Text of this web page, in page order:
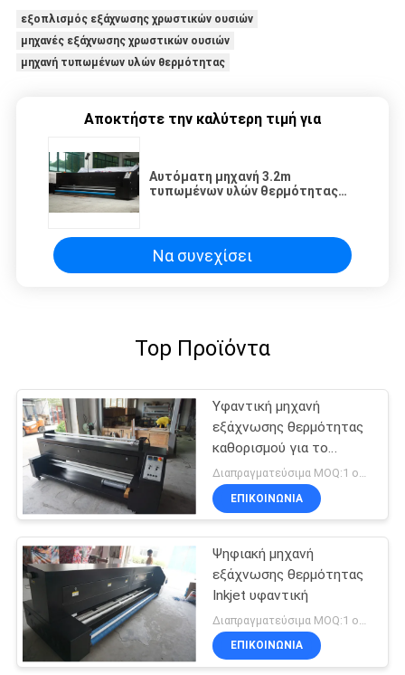
εξοπλισμός εξάχνωσης χρωστικών ουσιών
μηχανές εξάχνωσης χρωστικών ουσιών
μηχανή τυπωμένων υλών θερμότητας
Αποκτήστε την καλύτερη τιμή για
Αυτόματη μηχανή 3.2m
τυπωμένων υλών θερμότητας
πλάτους μεγάλη
Να συνεχίσει
Top Προϊόντα
Υφαντική μηχανή
εξάχνωσης θερμότητας
καθορισμού για το
ύφασμα πολυεστέρα
ΕΠΙΚΟΙΝΩΝΙΑ
Ψηφιακή μηχανή
εξάχνωσης θερμότητας
Inkjet υφαντική
ΕΠΙΚΟΙΝΩΝΙΑ